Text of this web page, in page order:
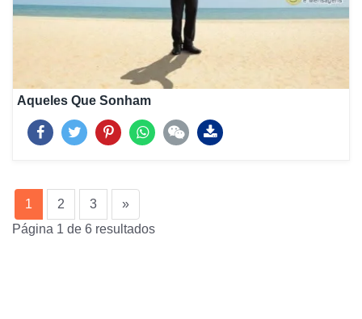
Aqueles Que Sonham
1 (current)
2 3
»
Página 1 de 6 resultados